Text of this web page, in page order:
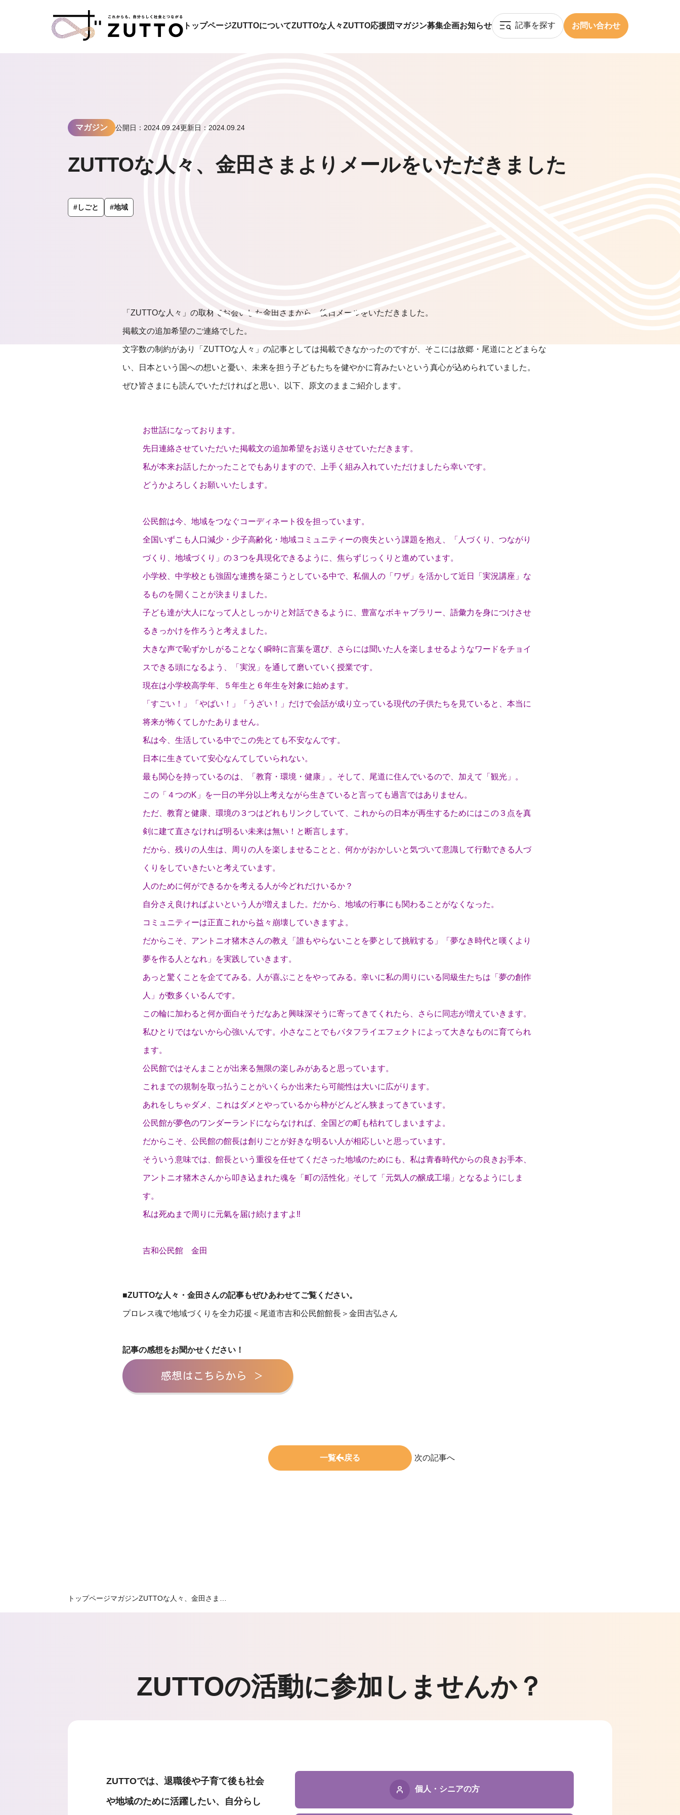
トップページZUTTOについてZUTTOな人々ZUTTO応援団 マガジン募集企画お知らせ 記事を探す お問い合わせ
マガジン 公開日：2024.09.24更新日：2024.09.24
ZUTTOな人々、金田さまよりメールをいただきました
#しごと #地域
「ZUTTOな人々」の取材でお会いした金田さまから、後日メールをいただきました。
掲載文の追加希望のご連絡でした。
文字数の制約があり「ZUTTOな人々」の記事としては掲載できなかったのですが、そこには故郷・尾道にとどまらな
い、日本という国への想いと憂い、未来を担う子どもたちを健やかに育みたいという真心が込められていました。
ぜひ皆さまにも読んでいただければと思い、以下、原文のままご紹介します。
お世話になっております。
先日連絡させていただいた掲載文の追加希望をお送りさせていただきます。
私が本来お話したかったことでもありますので、上手く組み入れていただけましたら幸いです。
どうかよろしくお願いいたします。
公民館は今、地域をつなぐコーディネート役を担っています。
全国いずこも人口減少・少子高齢化・地域コミュニティーの喪失という課題を抱え、「人づくり、つながり
づくり、地域づくり」の３つを具現化できるように、焦らずじっくりと進めています。
小学校、中学校とも強固な連携を築こうとしている中で、私個人の「ワザ」を活かして近日「実況講座」な
るものを開くことが決まりました。
子ども達が大人になって人としっかりと対話できるように、豊富なボキャブラリー、語彙力を身につけさせ
るきっかけを作ろうと考えました。
大きな声で恥ずかしがることなく瞬時に言葉を選び、さらには聞いた人を楽しませるようなワードをチョイ
スできる頭になるよう、「実況」を通して磨いていく授業です。
現在は小学校高学年、５年生と６年生を対象に始めます。
「すごい！」「やばい！」「うざい！」だけで会話が成り立っている現代の子供たちを見ていると、本当に
将来が怖くてしかたありません。
私は今、生活している中でこの先とても不安なんです。
日本に生きていて安心なんてしていられない。
最も関心を持っているのは、「教育・環境・健康」。そして、尾道に住んでいるので、加えて「観光」。
この「４つのK」を一日の半分以上考えながら生きていると言っても過言ではありません。
ただ、教育と健康、環境の３つはどれもリンクしていて、これからの日本が再生するためにはこの３点を真
剣に建て直さなければ明るい未来は無い！と断言します。
だから、残りの人生は、周りの人を楽しませることと、何かがおかしいと気づいて意識して行動できる人づ
くりをしていきたいと考えています。
人のために何ができるかを考える人が今どれだけいるか？
自分さえ良ければよいという人が増えました。だから、地域の行事にも関わることがなくなった。
コミュニティーは正直これから益々崩壊していきますよ。
だからこそ、アントニオ猪木さんの教え「誰もやらないことを夢として挑戦する」「夢なき時代と嘆くより
夢を作る人となれ」を実践していきます。
あっと驚くことを企ててみる。人が喜ぶことをやってみる。幸いに私の周りにいる同級生たちは「夢の創作
人」が数多くいるんです。
この輪に加わると何か面白そうだなあと興味深そうに寄ってきてくれたら、さらに同志が増えていきます。
私ひとりではないから心強いんです。小さなことでもバタフライエフェクトによって大きなものに育てられ
ます。
公民館ではそんまことが出来る無限の楽しみがあると思っています。
これまでの規制を取っ払うことがいくらか出来たら可能性は大いに広がります。
あれをしちゃダメ、これはダメとやっているから枠がどんどん狭まってきています。
公民館が夢色のワンダーランドにならなければ、全国どの町も枯れてしまいますよ。
だからこそ、公民館の館長は創りごとが好きな明るい人が相応しいと思っています。
そういう意味では、館長という重役を任せてくださった地域のためにも、私は青春時代からの良きお手本、
アントニオ猪木さんから叩き込まれた魂を「町の活性化」そして「元気人の醸成工場」となるようにしま
す。
私は死ぬまで周りに元氣を届け続けますよ‼
吉和公民館 金田
■ZUTTOな人々・金田さんの記事もぜひあわせてご覧ください。
プロレス魂で地域づくりを全力応援＜尾道市吉和公民館館長＞金田吉弘さん
記事の感想をお聞かせください！
一覧へ戻る 次の記事へ
トップページマガジンZUTTOな人々、金田さま…
ZUTTOの活動に参加しませんか？
ZUTTOでは、退職後や子育て後も社会
や地域のために活躍したい、自分らし
個人・ シニアの方